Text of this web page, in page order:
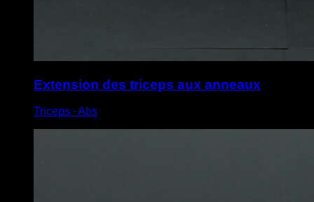
Extension des triceps aux anneaux
Triceps ∙ Abs